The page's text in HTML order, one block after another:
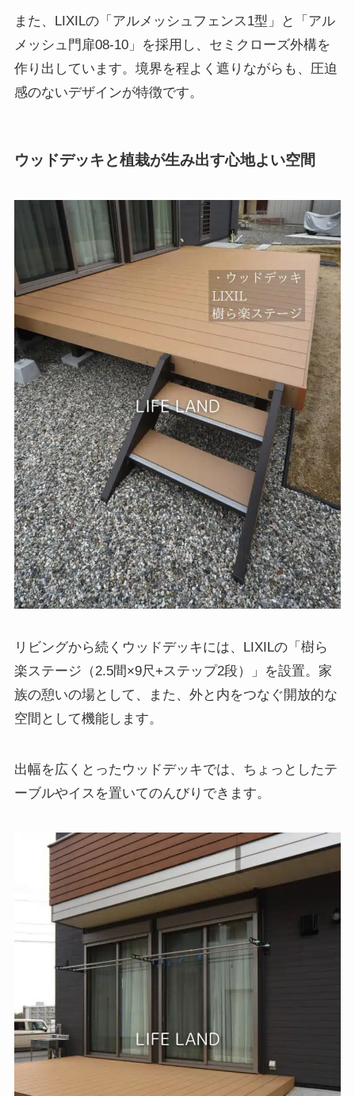
また、LIXILの「アルメッシュフェンス1型」と「アル
メッシュ門扉08-10」を採用し、セミクローズ外構を
作り出しています。境界を程よく遮りながらも、圧迫
感のないデザインが特徴です。
ウッドデッキと植栽が生み出す心地よい空間
リビングから続くウッドデッキには、LIXILの「樹ら
楽ステージ（2.5間×9尺+ステップ2段）」を設置。家
族の憩いの場として、また、外と内をつなぐ開放的な
空間として機能します。
出幅を広くとったウッドデッキでは、ちょっとしたテ
ーブルやイスを置いてのんびりできます。